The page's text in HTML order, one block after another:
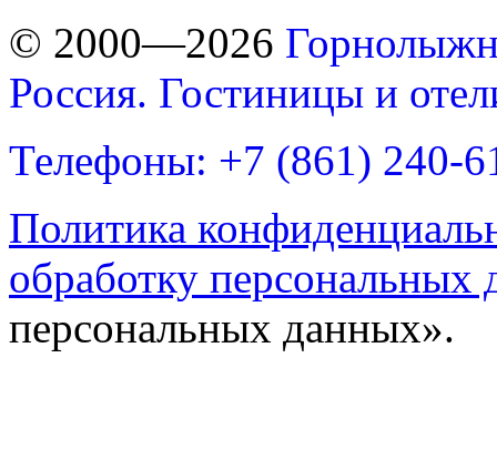
© 2000—2026
Россия. Гостиницы и
Телефоны: +7 (861) 240-
Политика
обработку персональных
персональных данных».